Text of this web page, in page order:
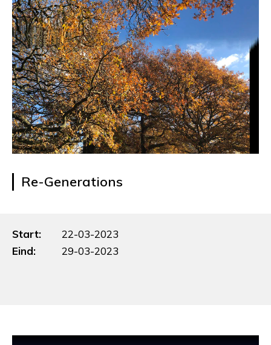
Re-Generations
Start:
22-03-2023
Eind:
29-03-2023